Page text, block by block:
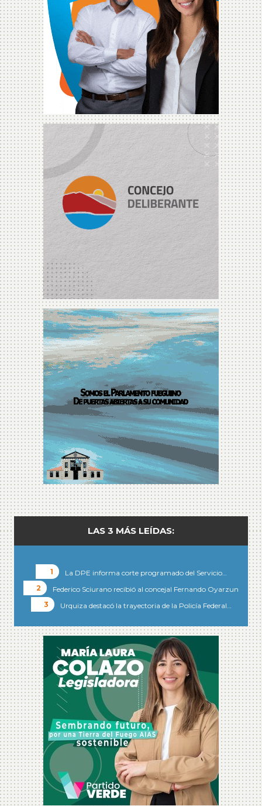
LAS 3 MÁS LEÍDAS:
La DPE informa corte programado del Servicio…
Federico Sciurano recibió al concejal Fernando Oyarzun
Urquiza destacó la trayectoria de la Policía Federal…